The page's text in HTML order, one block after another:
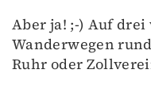
Aber ja! ;-) Auf
Wanderwegen
Ruhr oder